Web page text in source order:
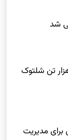
شد
رضوانشهر: پیش‌بینی برداشت ۴۵ هزار تن شلتوک
مدیریت